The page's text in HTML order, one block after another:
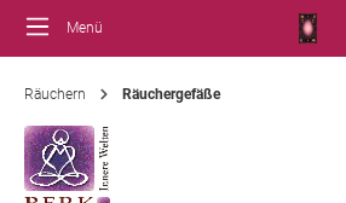
Menü
Räuchern Räuchergefäße